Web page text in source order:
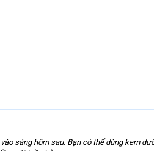
sáng hôm sau. Bạn có thể dùng kem